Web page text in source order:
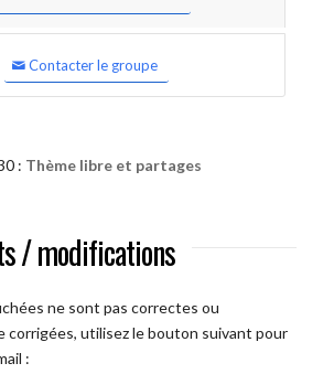
Contacter le groupe
: Thème libre et partages
/ modifications
ne sont pas correctes ou
utilisez le bouton suivant pour
: